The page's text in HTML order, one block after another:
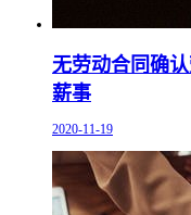
无劳动合同确
薪事
2020-11-19